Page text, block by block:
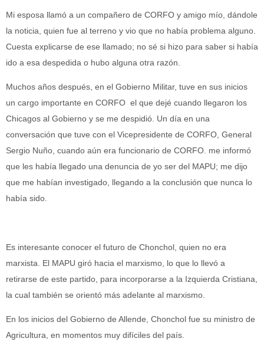
Mi esposa llamó a un compañero de CORFO y amigo mío, dándole
la noticia, quien fue al terreno y vio que no había problema alguno.
Cuesta explicarse de ese llamado; no sé si hizo para saber si había
ido a esa despedida o hubo alguna otra razón.
Muchos años después, en el Gobierno Militar, tuve en sus inicios
un cargo importante en CORFO el que dejé cuando llegaron los
Chicagos al Gobierno y se me despidió. Un día en una
conversación que tuve con el Vicepresidente de CORFO, General
Sergio Nuño, cuando aún era funcionario de CORFO. me informó
que les había llegado una denuncia de yo ser del MAPU; me dijo
que me habían investigado, llegando a la conclusión que nunca lo
había sido.
Es interesante conocer el futuro de Chonchol, quien no era
marxista. El MAPU giró hacia el marxismo, lo que lo llevó a
retirarse de este partido, para incorporarse a la Izquierda Cristiana,
la cual también se orientó más adelante al marxismo.
En los inicios del Gobierno de Allende, Chonchol fue su ministro de
Agricultura, en momentos muy difíciles del país.